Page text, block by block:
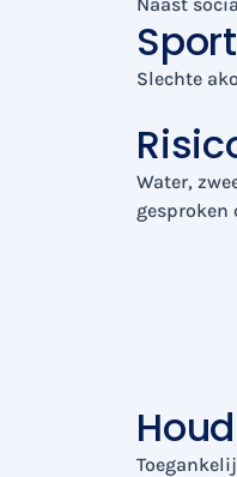
Slechte
Water,
gesproken